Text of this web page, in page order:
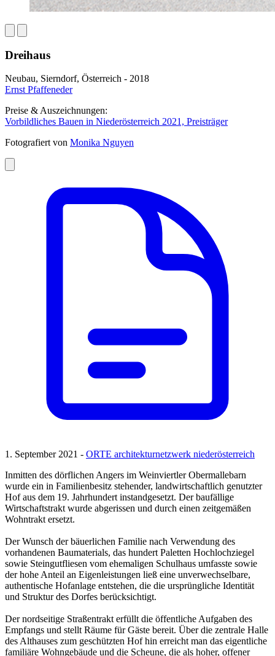
Dreihaus
Neubau, Sierndorf, Österreich - 2018
Ernst Pfaffeneder
Preise & Auszeichnungen:
Vorbildliches Bauen in Niederösterreich 2021, Preisträger
Fotografiert von Monika Nguyen
1. September 2021 - ORTE architekturnetzwerk niederösterreich
Inmitten des dörflichen Angers im Weinviertler Obermallebarn
wurde ein in Familienbesitz stehender, landwirtschaftlich genutzter
Hof aus dem 19. Jahrhundert instandgesetzt. Der baufällige
Wirtschaftstrakt wurde abgerissen und durch einen zeitgemäßen
Wohntrakt ersetzt.
Der Wunsch der bäuerlichen Familie nach Verwendung des
vorhandenen Baumaterials, das hundert Paletten Hochlochziegel
sowie Steingutfliesen vom ehemaligen Schulhaus umfasste sowie
der hohe Anteil an Eigenleistungen ließ eine unverwechselbare,
authentische Hofanlage entstehen, die die ursprüngliche Identität
und Struktur des Dorfes berücksichtigt.
Der nordseitige Straßentrakt erfüllt die öffentliche Aufgaben des
Empfangs und stellt Räume für Gäste bereit. Über die zentrale Halle
des Althauses zum geschützten Hof hin erreicht man das eigentliche
familiäre Wohngebäude und die Scheune, die als hoher, offener